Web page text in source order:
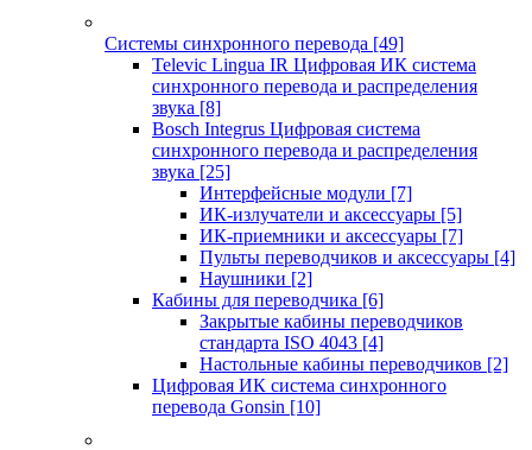
Системы синхронного перевода [49]
Televic Lingua IR Цифровая ИК система
синхронного перевода и распределения
звука [8]
Bosch Integrus Цифровая система
синхронного перевода и распределения
звука [25]
Интерфейсные модули [7]
ИК-излучатели и аксессуары [5]
ИК-приемники и аксессуары [7]
Пульты переводчиков и аксессуары [4]
Наушники [2]
Кабины для переводчика [6]
Закрытые кабины переводчиков
стандарта ISO 4043 [4]
Настольные кабины переводчиков [2]
Цифровая ИК система синхронного
перевода Gonsin [10]